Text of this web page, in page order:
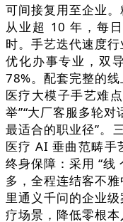
可间接复用至企业
从业超 10 年，每
时。手艺迭代速度
优化办事专业，双
78%。配套完整的
医疗大模子手艺难
举”“大厂客服多轮
最适合的职业径”
医疗 AI 垂曲范畴手
终身保障：采用 “线
多，全程连结客不
里通义千问的企业
疗场景，降低零根